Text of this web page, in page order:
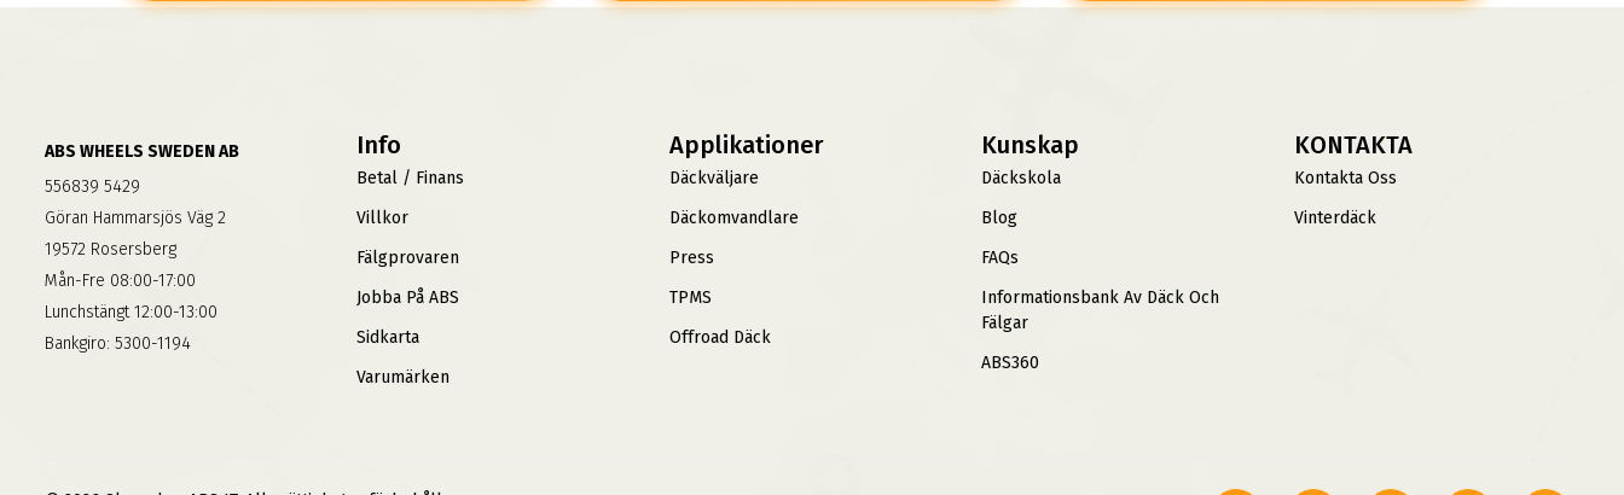
ABS WHEELS SWEDEN AB
556839 5429
Göran Hammarsjös Väg 2
19572 Rosersberg
Mån-Fre 08:00-17:00
Lunchstängt 12:00-13:00
Bankgiro: 5300-1194
Info
Betal / Finans
Villkor
Fälgprovaren
Jobba På ABS
Sidkarta
Varumärken
Applikationer
Däckväljare
Däckomvandlare
Press
TPMS
Offroad Däck
Kunskap
Däckskola
Blog
FAQs
Informationsbank Av Däck Och
Fälgar
ABS360
KONTAKTA
Kontakta Oss
Vinterdäck